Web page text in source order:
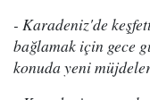
- Karadeniz'de
bağlamak için gece
konuda yeni